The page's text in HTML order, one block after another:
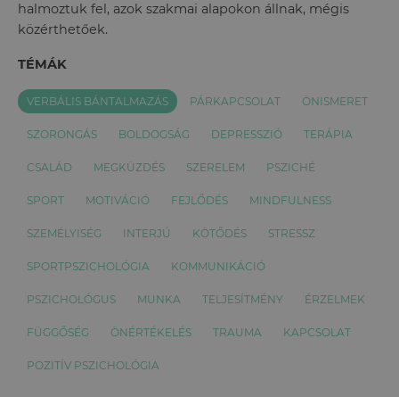
halmoztuk fel, azok szakmai alapokon állnak, mégis
közérthetőek.
TÉMÁK
VERBÁLIS BÁNTALMAZÁS PÁRKAPCSOLAT ÖNISMERET
SZORONGÁS BOLDOGSÁG DEPRESSZIÓ TERÁPIA
CSALÁD MEGKÜZDÉS SZERELEM PSZICHÉ
SPORT MOTIVÁCIÓ FEJLŐDÉS MINDFULNESS
SZEMÉLYISÉG INTERJÚ KÖTŐDÉS STRESSZ
SPORTPSZICHOLÓGIA KOMMUNIKÁCIÓ
PSZICHOLÓGUS MUNKA TELJESÍTMÉNY ÉRZELMEK
FÜGGŐSÉG ÖNÉRTÉKELÉS TRAUMA KAPCSOLAT
POZITÍV PSZICHOLÓGIA